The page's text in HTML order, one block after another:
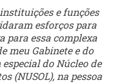
e funções
esforços para
para essa complexa
meu Gabinete e do
do Núcleo de
(NUSOL), na pessoa